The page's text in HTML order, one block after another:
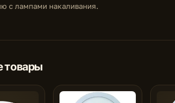
с лампами накаливания.
товары